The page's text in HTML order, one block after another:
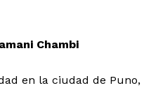
Chambi
en la ciudad de